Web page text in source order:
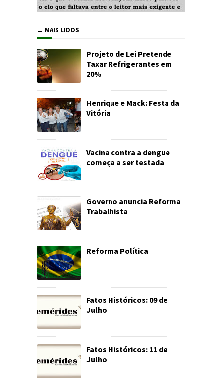
→ MAIS LIDOS
Projeto de Lei Pretende
Taxar Refrigerantes em
20%
Henrique e Mack: Festa da
Vitória
Vacina contra a dengue
começa a ser testada
Governo anuncia Reforma
Trabalhista
Reforma Política
Fatos Históricos: 09 de
Julho
Fatos Históricos: 11 de
Julho